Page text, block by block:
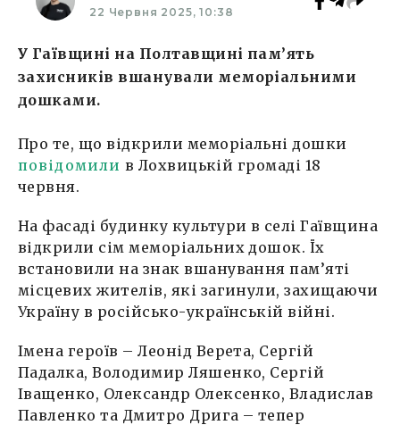
22 Червня 2025, 10:38
У Гаївщині на Полтавщині пам’ять
захисників вшанували меморіальними
дошками.
Про те, що відкрили меморіальні дошки
повідомили в Лохвицькій громаді 18
червня.
На фасаді будинку культури в селі Гаївщина
відкрили сім меморіальних дошок. Їх
встановили на знак вшанування пам’яті
місцевих жителів, які загинули, захищаючи
Україну в російсько-українській війні.
Імена героїв – Леонід Верета, Сергій
Падалка, Володимир Ляшенко, Сергій
Іващенко, Олександр Олексенко, Владислав
Павленко та Дмитро Дрига – тепер